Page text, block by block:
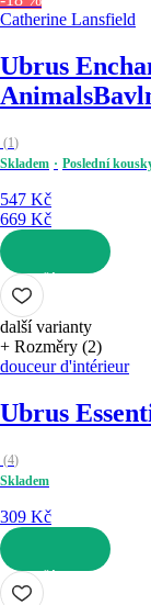
Catherine Lansfield
Ubrus
Animals
(1)
Skladem
Poslední
547 Kč
669 Kč
DO KOŠÍKU
další varianty
+ Rozměry (2)
douceur d'intérieur
Ubrus
(4)
Skladem
309 Kč
DO KOŠÍKU